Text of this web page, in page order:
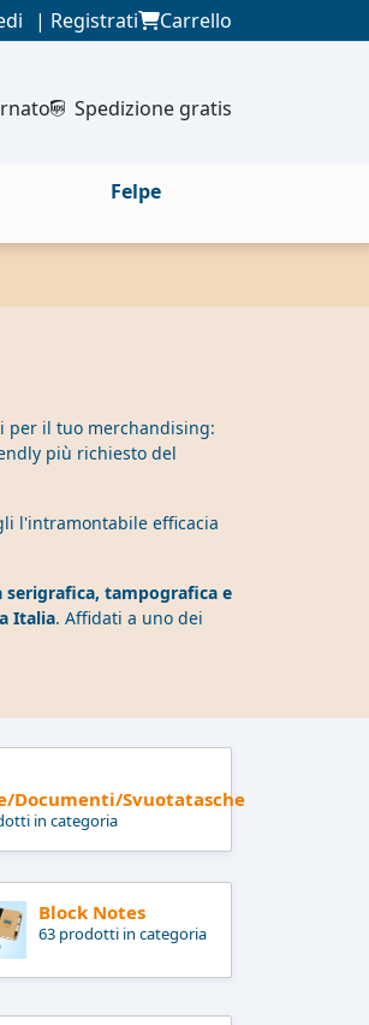
| Registrati Carrello
Spedizione gratis
Felpe
per il tuo merchandising:
più richiesto del
l'intramontabile efficacia
serigrafica, tampografica e
Italia. Affidati a uno dei
Documenti/Svuotatasche
in categoria
Block Notes
63 prodotti in categoria